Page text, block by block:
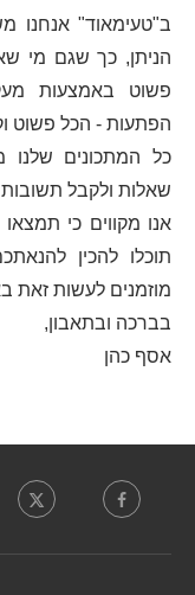
ב"טעימאוד" אנחנו
הניתן, כך שגם מי
פשוט באמצעות
הפתעות - הכל פשוט
כל המתכונים שלנו
שאלות ולקבל
אנו מקווים כי
תוכלו להכין
מוזמנים לעשות זאת
בברכה ובתאבון,
אסף כהן